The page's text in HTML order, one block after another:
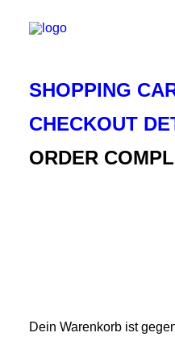
SHOPPING
CHECKOUT
ORDER
Dein Warenkorb ist